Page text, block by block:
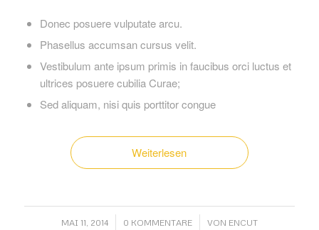
Donec posuere vulputate arcu.
Phasellus accumsan cursus velit.
Vestibulum ante ipsum primis in faucibus orci luctus et
ultrices posuere cubilia Curae;
Sed aliquam, nisi quis porttitor congue
Weiterlesen
MAI 11, 2014
/ 0 KOMMENTARE
/ VON ENCUT